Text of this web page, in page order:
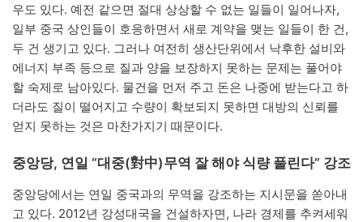
우도 있다. 예전 같으면 절대 상상할 수 없는 일들이 일어나자,
일부 중국 상인들이 호응하면서 새로 계약을 맺는 일들이 한 건,
두 건 생기고 있다. 그러나 여전히 생산단위에서 낙후한 설비와
에너지 부족 등으로 질과 양을 보장하지 못하는 문제는 풀어야
할 숙제로 남아있다. 물건을 먼저 주고 돈은 나중에 받는다고 하
더라도 질이 떨어지고 수량이 확보되지 못하면 대방의 신뢰를
얻지 못하는 것은 마찬가지기 때문이다.
중앙당, 연일 “대중(對中)무역 잘 해야 식량 풀린다” 강조
중앙당에서는 연일 중국과의 무역을 강조하는 지시문을 쏟아내
고 있다. 2012년 강성대국을 건설하자면, 나라 경제를 추켜세워